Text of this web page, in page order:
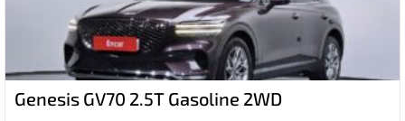
Genesis GV70 2.5T Gasoline 2WD